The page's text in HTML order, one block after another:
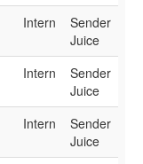
Intern
Sender
Juice
Intern
Sender
Juice
Intern
Sender
Juice